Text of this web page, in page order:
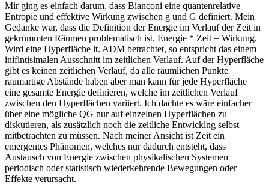
Mir ging es einfach darum, dass Bianconi eine quantenrelative
Entropie und effektive Wirkung zwischen g und G definiert. Mein
Gedanke war, dass die Definition der Energie im Verlauf der Zeit in
gekrümmten Räumen problematisch ist. Energie * Zeit = Wirkung.
Wird eine Hyperfläche lt. ADM betrachtet, so entspricht das einem
inifintisimalen Ausschnitt im zeitlichen Verlauf. Auf der Hyperfläche
gibt es keinen zeitlichen Verlauf, da alle räumlichen Punkte
raumartige Abstände haben aber man kann für jede Hyperfläche
eine gesamte Energie definieren, welche im zeitlichen Verlauf
zwischen den Hyperflächen variiert. Ich dachte es wäre einfacher
über eine mögliche QG nur auf einzelnen Hyperflächen zu
diskutieren, als zusätzlich noch die zeitliche Entwicklng selbst
mitbetrachten zu müssen. Nach meiner Ansicht ist Zeit ein
emergentes Phänomen, welches nur dadurch entsteht, dass
Austausch von Energie zwischen physikalischen Systemen
periodisch oder statistisch wiederkehrende Bewegungen oder
Effekte verursacht.